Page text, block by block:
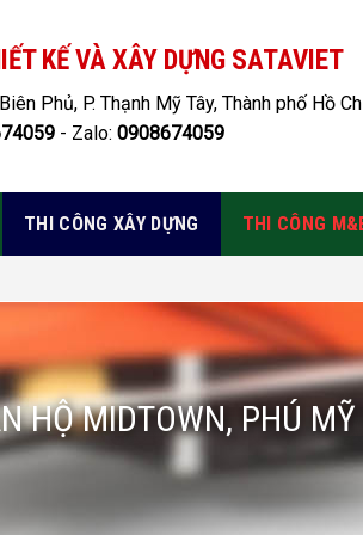
KẾ VÀ XÂY DỰNG SATAVIET
Phủ, P. Thạnh Mỹ Tây, Thành phố Hồ
- Zalo: 0908674059
THI CÔNG XÂY DỰNG THI CÔNG
Đơn
HỘ MIDTOWN, PHÚ